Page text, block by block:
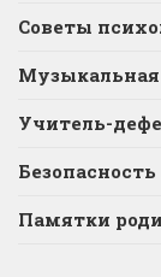
Советы
Музыкальная
Учитель-
Памятки